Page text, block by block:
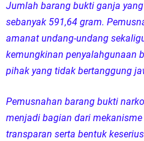
Jumlah barang bukti ganja
sebanyak 591,64 gram.
amanat undang-undang
kemungkinan penyalahgunaan
pihak yang tidak bertanggung
Pemusnahan barang bukti
menjadi bagian dari
transparan serta bentuk